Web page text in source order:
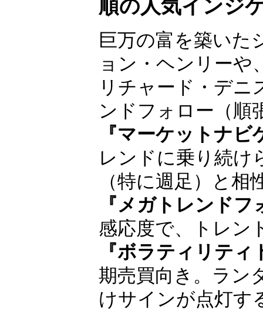
▼ 動画を見る
ダマシを抑え
順の人気インジ
巨万の富を築いた
ョン・ヘンリー
や、タートルズの
産みの親リチャー
ド・デニスが得
ロー（順張り投資
『マーケットナビ
レンドに乗り続け
（特に週足）と相